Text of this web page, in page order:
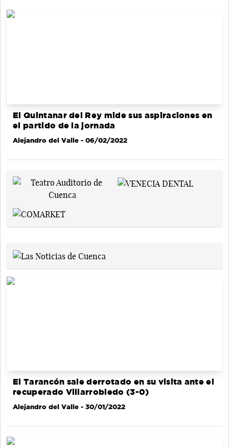
El Quintanar del Rey mide sus aspiraciones en
el partido de la jornada
Alejandro del Valle - 06/02/2022
El Tarancón sale derrotado en su visita ante el
recuperado Villarrobledo (3-0)
Alejandro del Valle - 30/01/2022